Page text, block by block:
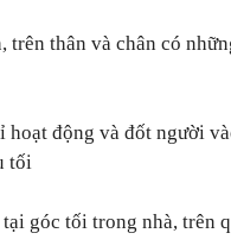
trên thân và chân có
động và đốt người
tối
góc tối trong nhà, trên